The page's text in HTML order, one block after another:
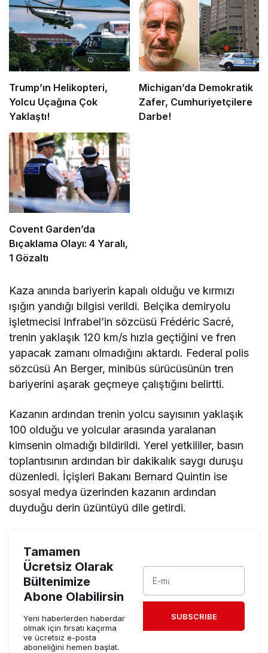
Trump’ın Helikopteri,
Yolcu Uçağına Çok
Yaklaştı!
Michigan’da Demokratik
Zafer, Cumhuriyetçilere
Darbe!
Covent Garden’da
Bıçaklama Olayı: 4 Yaralı,
1 Gözaltı
Kaza anında bariyerin kapalı olduğu ve kırmızı
ışığın yandığı bilgisi verildi. Belçika demiryolu
işletmecisi Infrabel’in sözcüsü Frédéric Sacré,
trenin yaklaşık 120 km/s hızla geçtiğini ve fren
yapacak zamanı olmadığını aktardı. Federal polis
sözcüsü An Berger, minibüs sürücüsünün tren
bariyerini aşarak geçmeye çalıştığını belirtti.
Kazanın ardından trenin yolcu sayısının yaklaşık
100 olduğu ve yolcular arasında yaralanan
kimsenin olmadığı bildirildi. Yerel yetkililer, basın
toplantısının ardından bir dakikalık saygı duruşu
düzenledi. İçişleri Bakanı Bernard Quintin ise
sosyal medya üzerinden kazanın ardından
duyduğu derin üzüntüyü dile getirdi.
Tamamen
Ücretsiz Olarak
Bültenimize
Abone Olabilirsin
Yeni haberlerden haberdar
olmak için fırsatı kaçırma
ve ücretsiz e-posta
aboneliğini hemen başlat.
SUBSCRIBE